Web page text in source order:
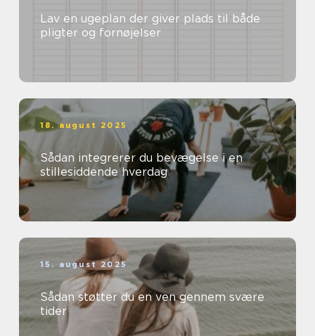
Lav en ugeplan der giver plads til både
pligter og fornøjelser
18. august 2025
Sådan integrerer du bevægelse i en
stillesiddende hverdag
15. august 2025
Sådan støtter du en ven gennem svære
tider